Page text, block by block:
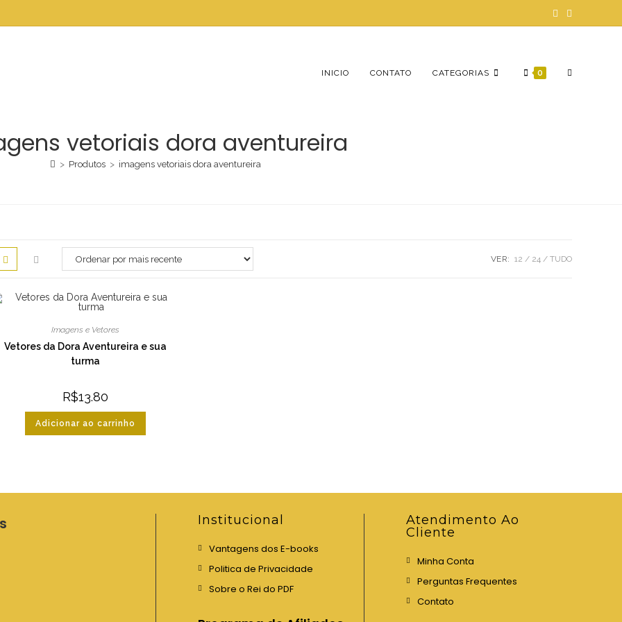
INICIO CONTATO CATEGORIAS 0 ALTERNAR
SITE
vetoriais dora aventureira
> Produtos > imagens vetoriais dora aventureira
VER: 12 24 TUDO
Imagens e Vetores
Vetores da Dora Aventureira e sua
turma
R$13.80
Adicionar ao carrinho
Institucional
Vantagens dos E-books
Politica de Privacidade
Sobre o Rei do PDF
Atendimento Ao
Cliente
Minha Conta
Perguntas Frequentes
Contato